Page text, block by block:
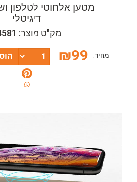
מטען אלחוטי לטלפון
דיגיטלי
מק"ט מוצר: 54581
מחיר: ₪99